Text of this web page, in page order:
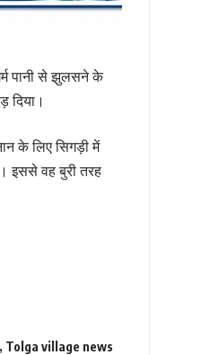
पानी से झुलसने के
दिया।
के लिए सिगड़ी में
इससे वह बुरी तरह
, Tolga village news